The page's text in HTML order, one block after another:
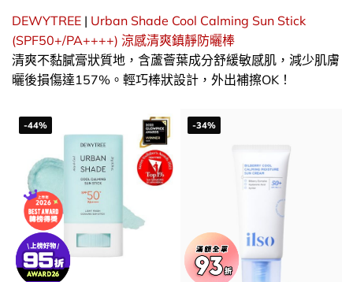
DEWYTREE | Urban Shade Cool Calming Sun Stick
(SPF50+/PA++++) 涼感清爽鎮靜防曬棒
清爽不黏膩膏狀質地，含蘆薈葉成分舒緩敏感肌，減少肌膚
曬後損傷達157%。輕巧棒狀設計，外出補擦OK！
-44% -34%